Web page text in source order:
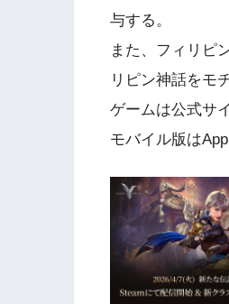
与する。
また、フィリピ
リピン神話をモ
ゲームは公式サ
モバイル版は